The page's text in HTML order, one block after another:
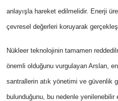
anlayışla hareket edilmelidir. Enerji
çevresel değerleri koruyarak
Nükleer teknolojinin tamamen
önemli olduğunu vurgulayan Arslan,
santrallerin atık yönetimi ve güvenlik
bulunduğunu, bu nedenle yenilenebilir